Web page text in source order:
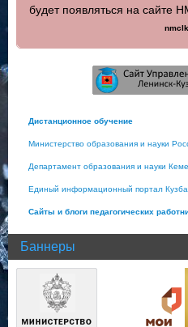
будет появляться на сайте
Дистанционное обучение
Министерство образования и науки
Департамент образования и науки
Единый информационный портал
Сайты и блоги педагогических
Баннеры